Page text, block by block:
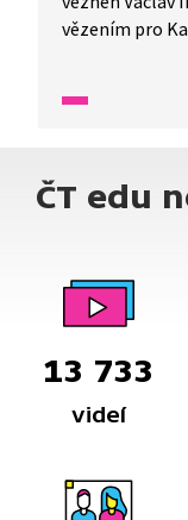
vězením pro
na hradě
ČT edu
13 733
videí